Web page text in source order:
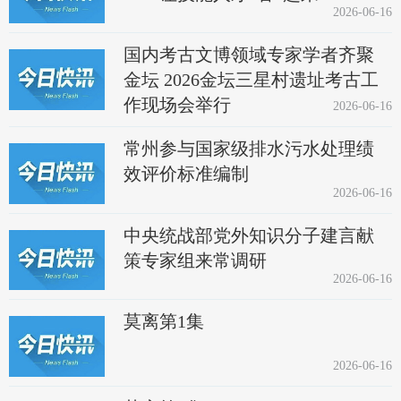
2026-06-16
国内考古文博领域专家学者齐聚
金坛 2026金坛三星村遗址考古工
作现场会举行
2026-06-16
常州参与国家级排水污水处理绩
效评价标准编制
2026-06-16
中央统战部党外知识分子建言献
策专家组来常调研
2026-06-16
莫离第1集
2026-06-16